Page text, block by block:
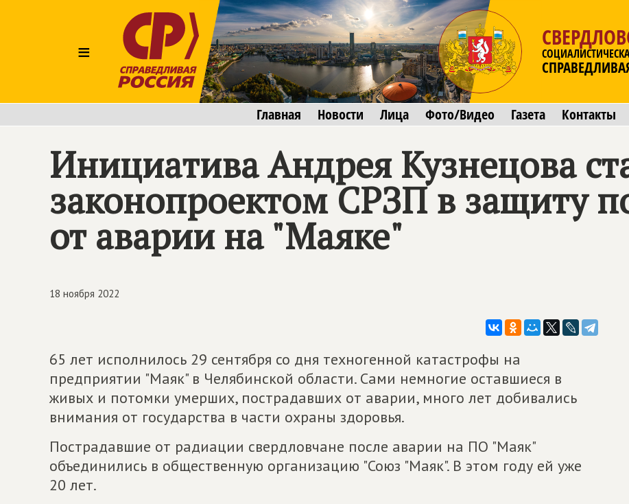
≡
Главная Новости Лица Фото/Видео Газета Контакты
Инициатива Андрея Кузнецова
законопроектом СРЗП в защиту
от аварии на "Маяке"
18 ноября 2022
65 лет исполнилось 29 сентября со дня техногенной катастрофы на
предприятии "Маяк" в Челябинской области. Сами немногие оставшиеся в
живых и потомки умерших, пострадавших от аварии, много лет добивались
внимания от государства в части охраны здоровья.
Пострадавшие от радиации свердловчане после аварии на ПО "Маяк"
объединились в общественную организацию "Союз "Маяк". В этом году ей уже
20 лет.